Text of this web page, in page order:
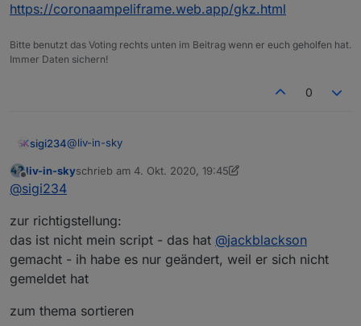
https://coronaampeliframe.web.app/gkz.html
Bitte benutzt das Voting rechts unten im Beitrag wenn er euch geholfen hat.
Immer Daten sichern!
0
sigi234@liv-in-sky
Hallo, kann man in der Tabelle auch sortieren? Kannst
Offline
liv-in-skyschrieb am 4. Okt. 2020, 19:45
zuletzt editiert von liv-in-sky10. Apr. 2020, 21:48
@sigi234
zur richtigstellung:
das ist nicht mein script - das hat @jackblackson
gemacht - ih habe es nur geändert, weil er sich nicht
gemeldet hat
zum thema sortieren